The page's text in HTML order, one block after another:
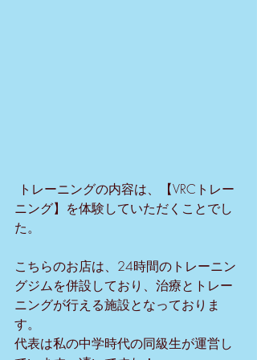
ニング】を体験していただくことでし
た。
こちらのお店は、24時間のトレーニン
グジムを併設しており、治療とトレー
ニングが行える施設となっておりま
す。
代表は私の中学時代の同級生が運営し